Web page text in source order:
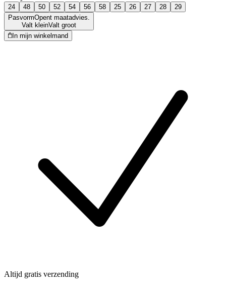
24 48 50 52 54 56 58 25 26 27 28
29
PasvormOpent maatadvies.
Valt kleinValt groot
In mijn winkelmand
Altijd gratis verzending